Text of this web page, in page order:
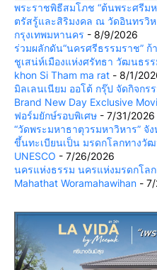
พระราชพิธีสมโภช “ต้นพระศรีม
ตรัสรู้และสิริมงคล ณ วัดอินทรวิห
กรุงเทพมหานคร - 8/9/2026
ร่วมผลักดัน“นครศรีธรรมราช” ก้
ชูเสน่ห์เมืองแห่งศรัทธา วัฒนธร
khon Si Tham ma rat - 8/1/
มิลเลนเนียม ออโต้ กรุ๊ป จัดกิจก
Brand New Day Exclusive
ฟอร์มยักษ์รอบพิเศษ - 7/31/2026
“วัดพระมหาธาตุวรมหาวิหาร” จั
ขึ้นทะเบียนเป็น มรดกโลกทางวั
UNESCO - 7/26/2026
นครแห่งธรรม นครแห่งมรดกโล
Mahathat Woramahawihan -